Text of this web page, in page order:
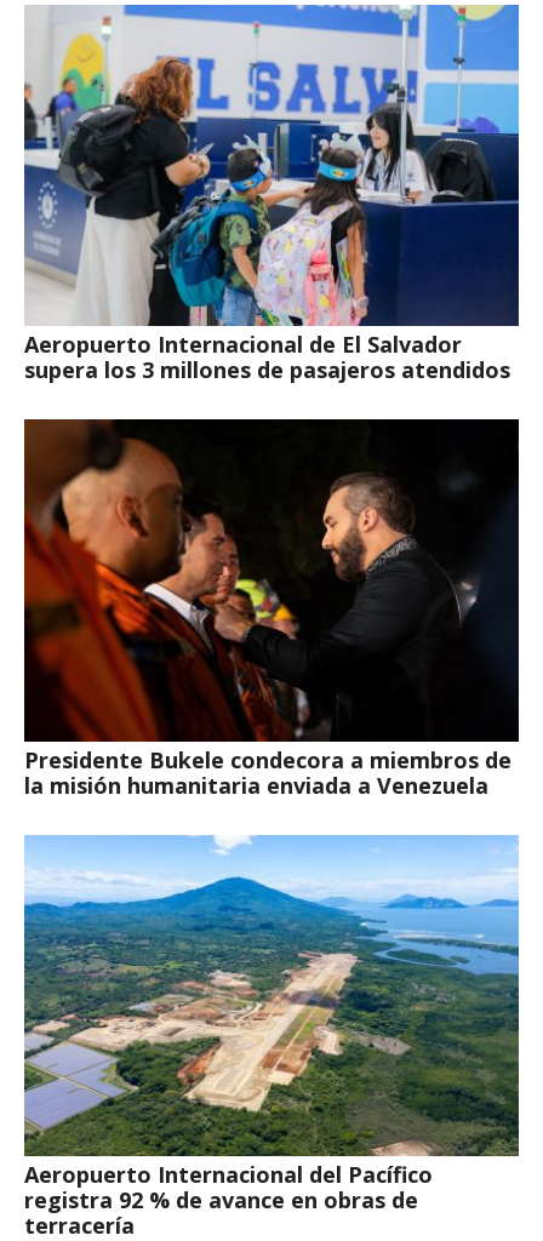
Aeropuerto Internacional de El Salvador
supera los 3 millones de pasajeros atendidos
Presidente Bukele condecora a miembros de
la misión humanitaria enviada a Venezuela
Aeropuerto Internacional del Pacífico
registra 92 % de avance en obras de
terracería